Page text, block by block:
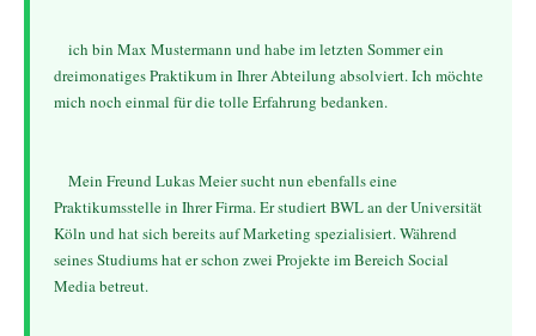
dreimonatiges Praktikum in Ihrer Abteilung absolviert. Ich möchte
mich noch einmal für die tolle Erfahrung bedanken.
Praktikumsstelle in Ihrer Firma. Er studiert BWL an der Universität
Köln und hat sich bereits auf Marketing spezialisiert. Während
seines Studiums hat er schon zwei Projekte im Bereich Social
Media betreut.